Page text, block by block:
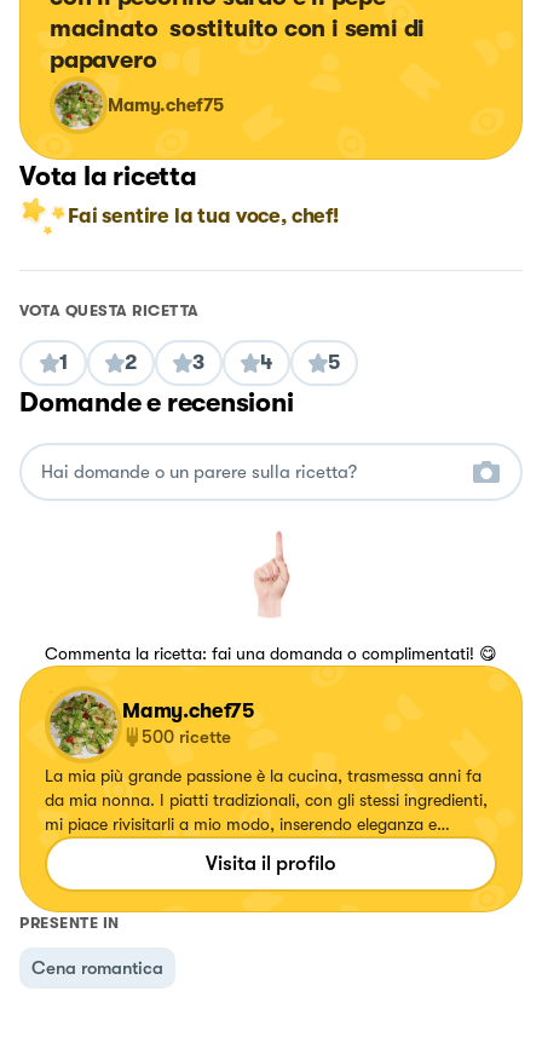
macinato  sostituito con i semi di
papavero
Mamy.chef75
Vota la ricetta
Fai sentire la tua voce, chef!
VOTA QUESTA RICETTA
1 2 3 4 5
Domande e recensioni
Commenta la ricetta: fai una domanda o complimentati! 😋
Mamy.chef75
500 ricette
La mia più grande passione è la cucina, trasmessa anni fa
da mia nonna. I piatti tradizionali, con gli stessi ingredienti,
mi piace rivisitarli a mio modo, inserendo eleganza e
specialmente colori. Ogni volta che creo un piatto mi
emoziono e vorrei tanto emozionare anche voi.
Visita il profilo
PRESENTE IN
Cena romantica